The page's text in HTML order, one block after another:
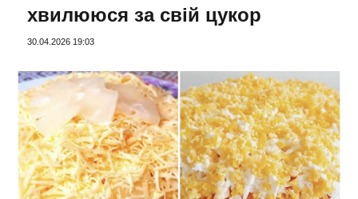
хвилююся за свій цукор
30.04.2026 19:03